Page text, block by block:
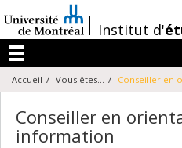
au
contenu
/Institut d'
Menu
Accueil Vous êtes... Conseiller en
Conseiller en
information